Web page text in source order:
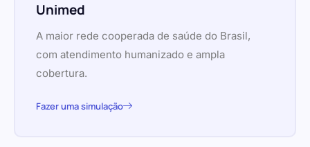
Unimed
A maior rede cooperada de saúde do Brasil,
com atendimento humanizado e ampla
cobertura.
Fazer uma simulação